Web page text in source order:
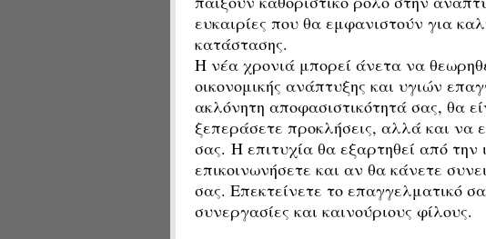
ευκαιρίες που θα εμφανιστούν για
κατάστασης.
Η νέα χρονιά μπορεί άνετα να
οικονομικής ανάπτυξης και υγιών
ακλόνητη αποφασιστικότητά σας, θα
ξεπεράσετε προκλήσεις, αλλά και να
σας. Η επιτυχία θα εξαρτηθεί από την
επικοινωνήσετε και αν θα κάνετε
σας. Επεκτείνετε το επαγγελματικό
συνεργασίες και καινούριους φίλους.